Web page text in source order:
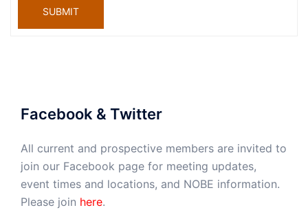
SUBMIT
Facebook & Twitter
All current and prospective members are invited to
join our Facebook page for meeting updates,
event times and locations, and NOBE information.
Please join here.